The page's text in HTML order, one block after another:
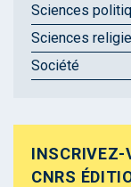
Sciences
Sciences
Société
INSCRIVEZ-
CNRS